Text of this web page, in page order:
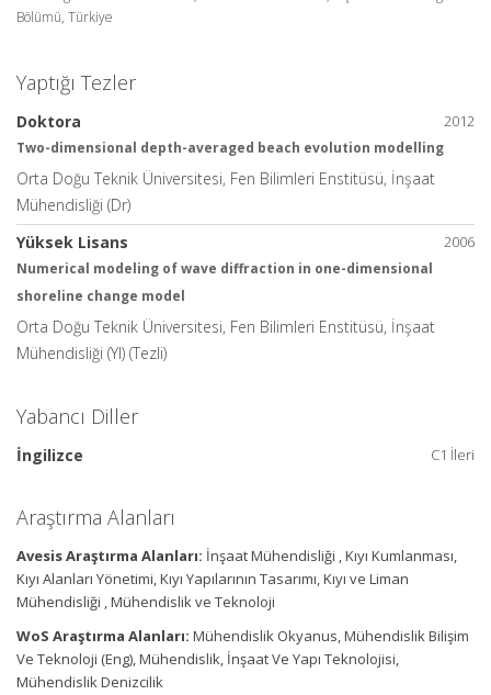
Bölümü, Türkiye
Yaptığı Tezler
2012
Doktora
Two-dimensional depth-averaged beach evolution modelling
Orta Doğu Teknik Üniversitesi, Fen Bilimleri Enstitüsü, İnşaat
Mühendisliği (Dr)
2006
Yüksek Lisans
Numerical modeling of wave diffraction in one-dimensional
shoreline change model
Orta Doğu Teknik Üniversitesi, Fen Bilimleri Enstitüsü, İnşaat
Mühendisliği (Yl) (Tezli)
Yabancı Diller
C1 İleri
İngilizce
Araştırma Alanları
Avesis Araştırma Alanları: İnşaat Mühendisliği , Kıyı Kumlanması,
Kıyı Alanları Yönetimi, Kıyı Yapılarının Tasarımı, Kıyı ve Liman
Mühendisliği , Mühendislik ve Teknoloji
WoS Araştırma Alanları: Mühendislik Okyanus, Mühendislik Bilişim
Ve Teknoloji (Eng), Mühendislik, İnşaat Ve Yapı Teknolojisi,
Mühendislik Denizcilik